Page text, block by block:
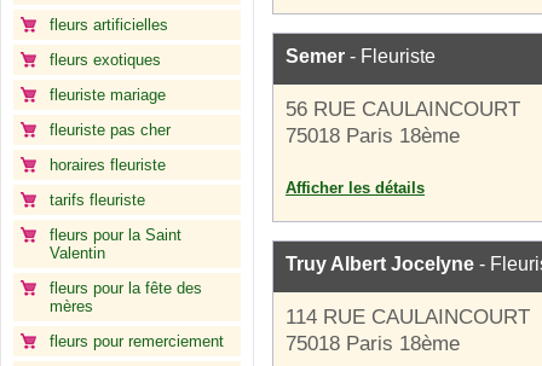
fleurs artificielles
fleurs exotiques
fleuriste mariage
fleuriste pas cher
horaires fleuriste
tarifs fleuriste
fleurs pour la Saint
Valentin
fleurs pour la fête des
mères
fleurs pour remerciement
Semer - Fleuriste
56 RUE CAULAINCOURT
75018 Paris 18ème
Afficher les détails
Truy Albert Jocelyne -
114 RUE CAULAINCOURT
75018 Paris 18ème